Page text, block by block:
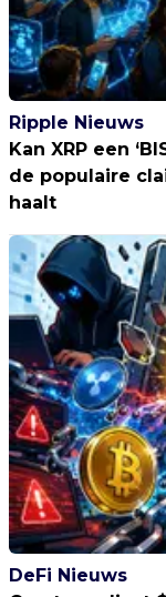
Ripple Nieuws
Kan XRP een
de populaire
haalt
DeFi Nieuws